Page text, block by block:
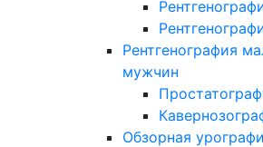
Рентгенография
мужчин
Обзорная